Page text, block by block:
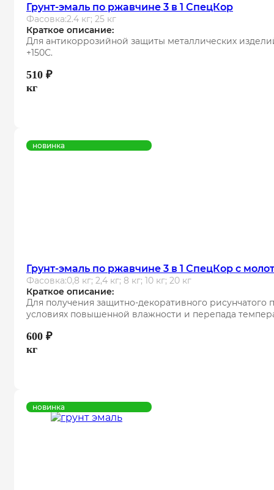
Грунт-эмаль по ржавчине 3 в 1 СпецКор
Фасовка:2.4 кг; 25 кг
Краткое описание:
Для антикоррозийной защиты металлических
+150С.
510 ₽
кг
новинка
Грунт-эмаль по ржавчине 3 в 1 СпецКор с
Фасовка:0,8 кг; 2,4 кг; 8 кг; 10 кг; 20 кг
Краткое описание:
Для получения защитно-декоративного
условиях повышенной влажности и перепада
600 ₽
кг
новинка